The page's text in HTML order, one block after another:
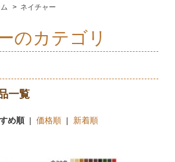
> ネイチャー
のカテゴリ
一覧
め順| 価格順| 新着順